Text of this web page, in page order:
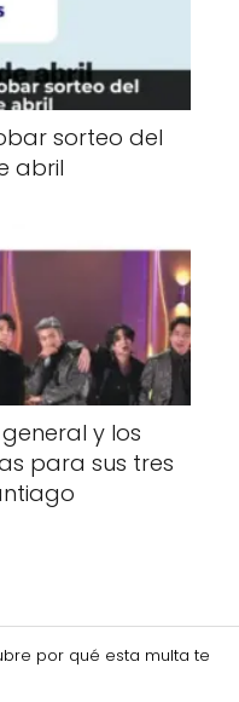
sorteo del
abril
general y los
para sus tres
por qué esta multa te